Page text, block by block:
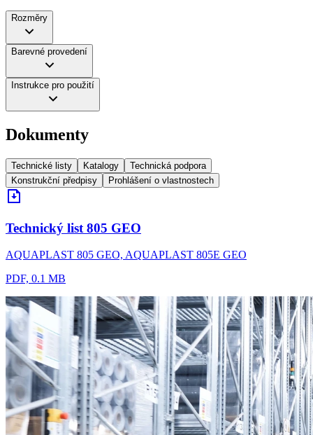
Rozměry
Barevné provedení
Instrukce pro použití
Dokumenty
Technické listy Katalogy
Technická podpora
Konstrukční předpisy
Prohlášení o vlastnostech
Technický list 805 GEO
AQUAPLAST 805 GEO, AQUAPLAST 805E GEO
PDF, 0.1 MB